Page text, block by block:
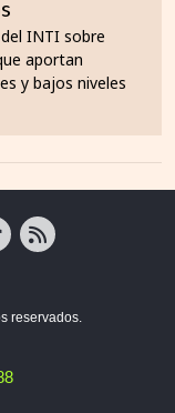
INTI sobre
aportan
y bajos niveles
reservados.